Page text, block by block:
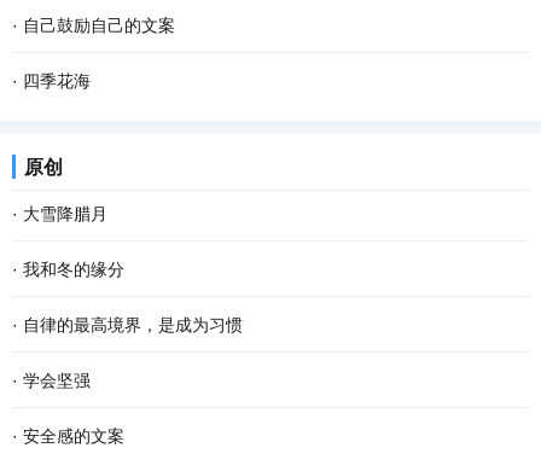
· 自己鼓励自己的文案
· 四季花海
原创
· 大雪降腊月
· 我和冬的缘分
· 自律的最高境界，是成为习惯
· 学会坚强
· 安全感的文案